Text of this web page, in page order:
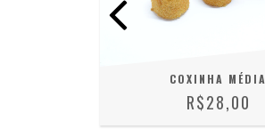
COXINHA MÉDIA
R$28,00